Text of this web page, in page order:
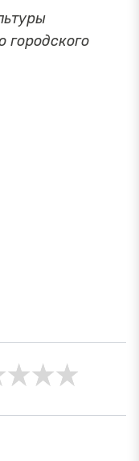
городского